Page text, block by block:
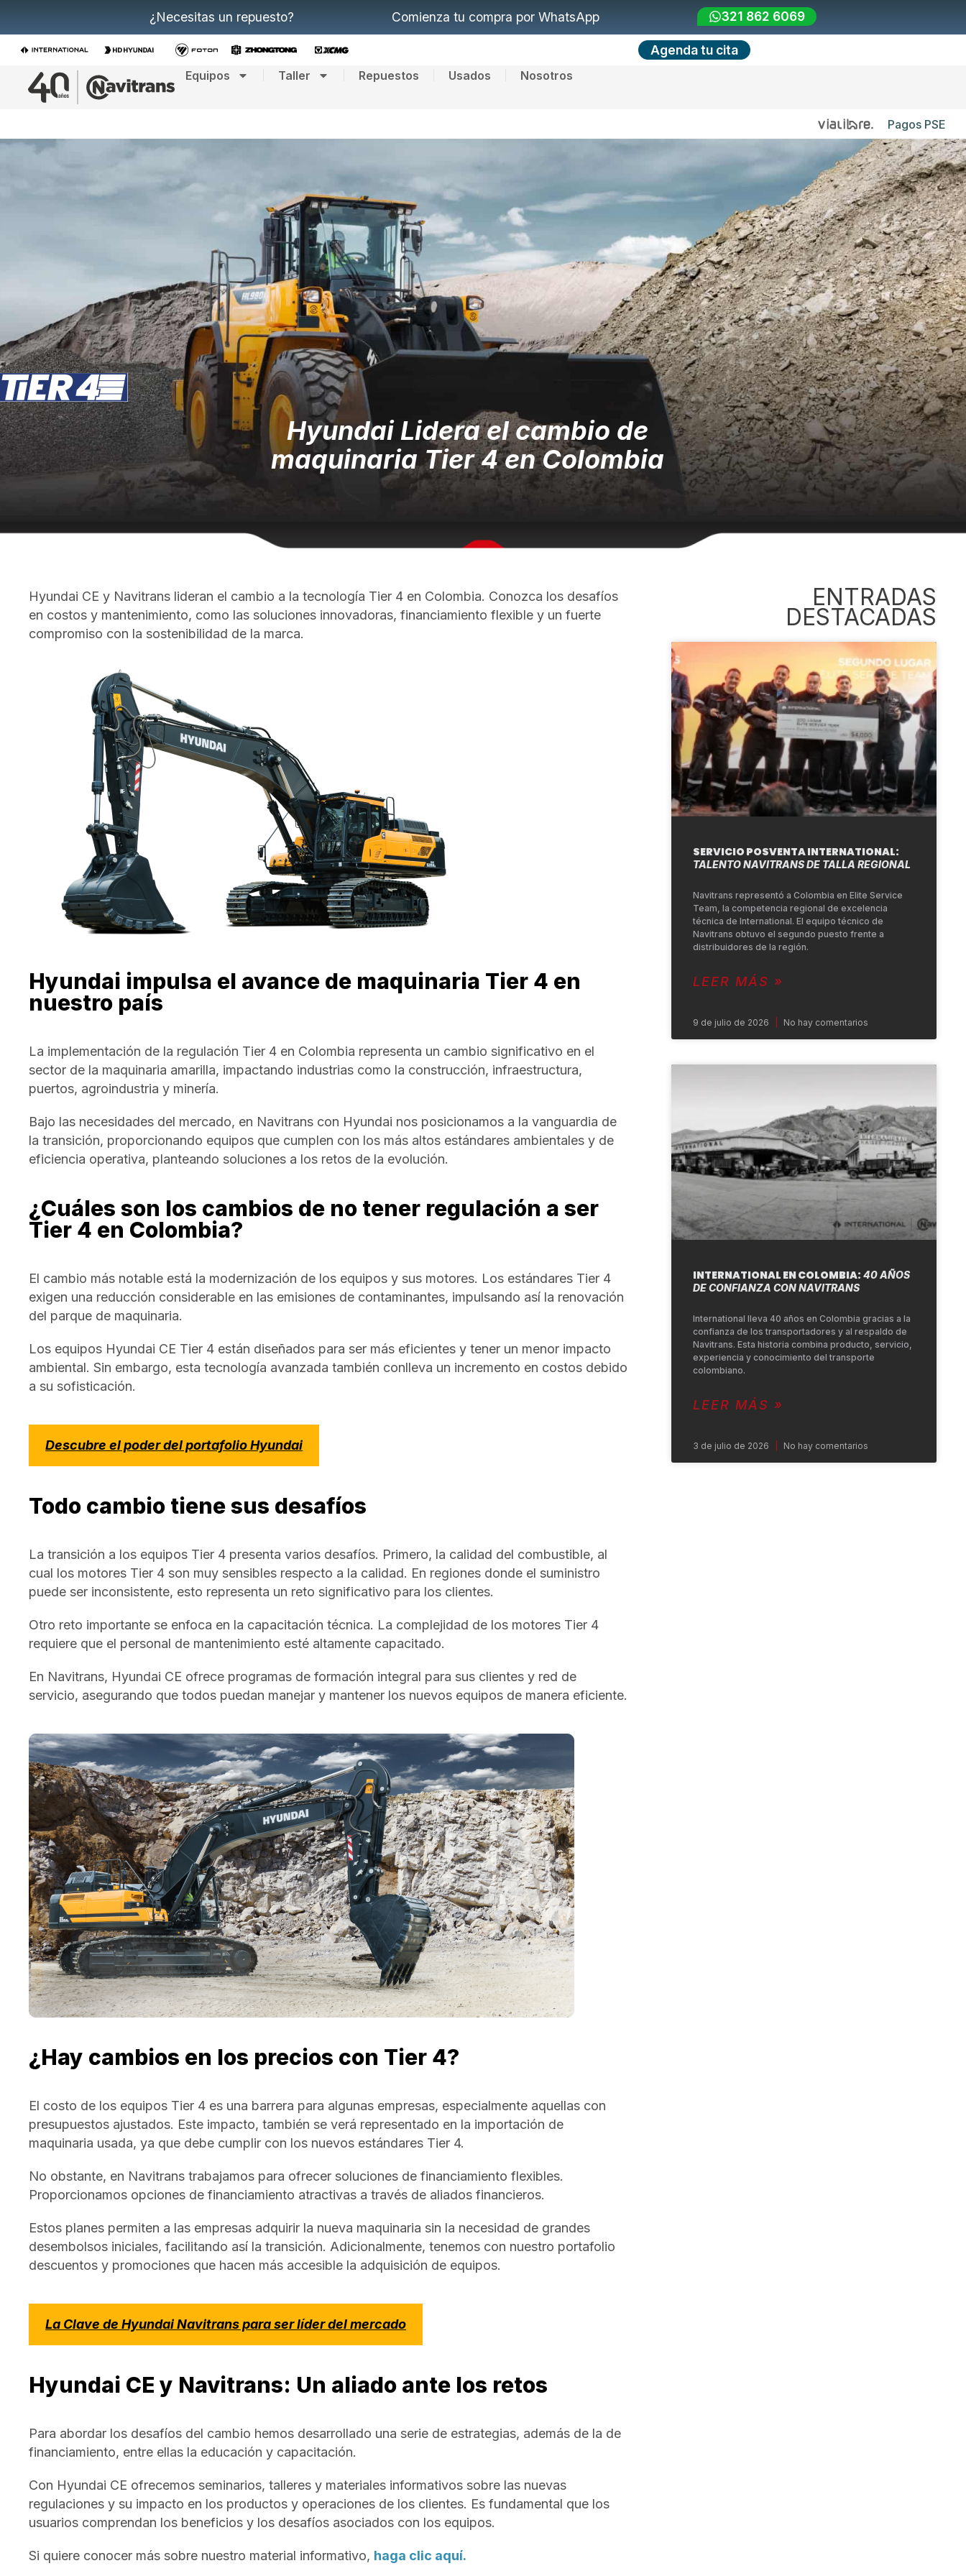
¿Necesitas un repuesto? Comienza tu compra por WhatsApp 321 862 6069
Agenda tu cita
Equipos Taller Repuestos Usados Nosotros
Pagos PSE
Hyundai Lidera el cambio de
maquinaria Tier 4 en Colombia
Hyundai CE y Navitrans lideran el cambio a la tecnología Tier 4 en Colombia. Conozca los desafíos
en costos y mantenimiento, como las soluciones innovadoras, financiamiento flexible y un fuerte
compromiso con la sostenibilidad de la marca.
Hyundai impulsa el avance de maquinaria Tier 4 en
nuestro país
La implementación de la regulación Tier 4 en Colombia representa un cambio significativo en el
sector de la maquinaria amarilla, impactando industrias como la construcción, infraestructura,
puertos, agroindustria y minería.
Bajo las necesidades del mercado, en Navitrans con Hyundai nos posicionamos a la vanguardia de
la transición, proporcionando equipos que cumplen con los más altos estándares ambientales y de
eficiencia operativa, planteando soluciones a los retos de la evolución.
¿Cuáles son los cambios de no tener regulación a ser
Tier 4 en Colombia?
El cambio más notable está la modernización de los equipos y sus motores. Los estándares Tier 4
exigen una reducción considerable en las emisiones de contaminantes, impulsando así la renovación
del parque de maquinaria.
Los equipos Hyundai CE Tier 4 están diseñados para ser más eficientes y tener un menor impacto
ambiental. Sin embargo, esta tecnología avanzada también conlleva un incremento en costos debido
a su sofisticación.
Descubre el poder del portafolio Hyundai
Todo cambio tiene sus desafíos
La transición a los equipos Tier 4 presenta varios desafíos. Primero, la calidad del combustible, al
cual los motores Tier 4 son muy sensibles respecto a la calidad. En regiones donde el suministro
puede ser inconsistente, esto representa un reto significativo para los clientes.
Otro reto importante se enfoca en la capacitación técnica. La complejidad de los motores Tier 4
requiere que el personal de mantenimiento esté altamente capacitado.
En Navitrans, Hyundai CE ofrece programas de formación integral para sus clientes y red de
servicio, asegurando que todos puedan manejar y mantener los nuevos equipos de manera eficiente.
¿Hay cambios en los precios con Tier 4?
El costo de los equipos Tier 4 es una barrera para algunas empresas, especialmente aquellas con
presupuestos ajustados. Este impacto, también se verá representado en la importación de
maquinaria usada, ya que debe cumplir con los nuevos estándares Tier 4.
No obstante, en Navitrans trabajamos para ofrecer soluciones de financiamiento flexibles.
Proporcionamos opciones de financiamiento atractivas a través de aliados financieros.
Estos planes permiten a las empresas adquirir la nueva maquinaria sin la necesidad de grandes
desembolsos iniciales, facilitando así la transición. Adicionalmente, tenemos con nuestro portafolio
descuentos y promociones que hacen más accesible la adquisición de equipos.
La Clave de Hyundai Navitrans para ser líder del mercado
Hyundai CE y Navitrans: Un aliado ante los retos
Para abordar los desafíos del cambio hemos desarrollado una serie de estrategias, además de la de
financiamiento, entre ellas la educación y capacitación.
Con Hyundai CE ofrecemos seminarios, talleres y materiales informativos sobre las nuevas
regulaciones y su impacto en los productos y operaciones de los clientes. Es fundamental que los
usuarios comprendan los beneficios y los desafíos asociados con los equipos.
Si quiere conocer más sobre nuestro material informativo, haga clic aquí.
ENTRADAS
DESTACADAS
SERVICIO POSVENTA INTERNATIONAL:
TALENTO NAVITRANS DE TALLA REGIONAL
Navitrans representó a Colombia en Elite Service
Team, la competencia regional de excelencia
técnica de International. El equipo técnico de
Navitrans obtuvo el segundo puesto frente a
distribuidores de la región.
LEER MÁS »
9 de julio de 2026 No hay comentarios
INTERNATIONAL EN COLOMBIA: 40 AÑOS
DE CONFIANZA CON NAVITRANS
International lleva 40 años en Colombia gracias a la
confianza de los transportadores y al respaldo de
Navitrans. Esta historia combina producto, servicio,
experiencia y conocimiento del transporte
colombiano.
LEER MÁS »
3 de julio de 2026 No hay comentarios